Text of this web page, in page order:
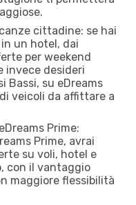
cittadine: se hai
un hotel, dai
per weekend
invece desideri
Bassi, su eDreams
veicoli da affittare a
Prime:
Prime, avrai
su voli, hotel e
con il vantaggio
maggiore flessibilità